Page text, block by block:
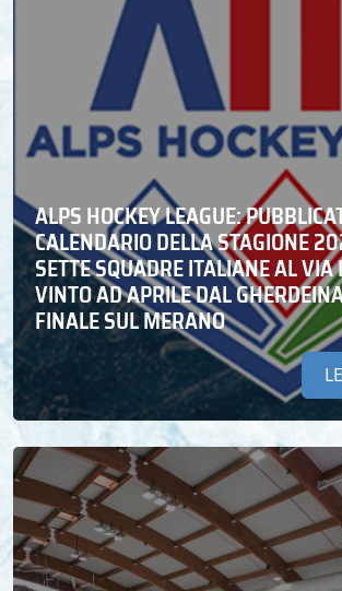
ALPS HOCKEY LEAGUE:
CALENDARIO DELLA STAGIONE
SETTE SQUADRE ITALIANE AL VIA
VINTO AD APRILE DAL
FINALE SUL MERANO